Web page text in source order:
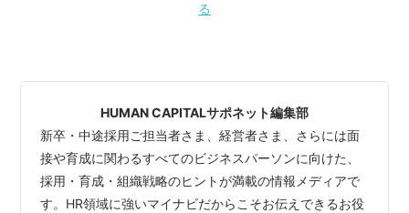
る
HUMAN CAPITALサポネット編集部
新卒・中途採用ご担当者さま、経営者さま、さらには面
接や育成に関わるすべてのビジネスパーソンに向けた、
採用・育成・組織戦略のヒントが満載の情報メディアで
す。HR領域に強いマイナビだからこそお伝えできるお役